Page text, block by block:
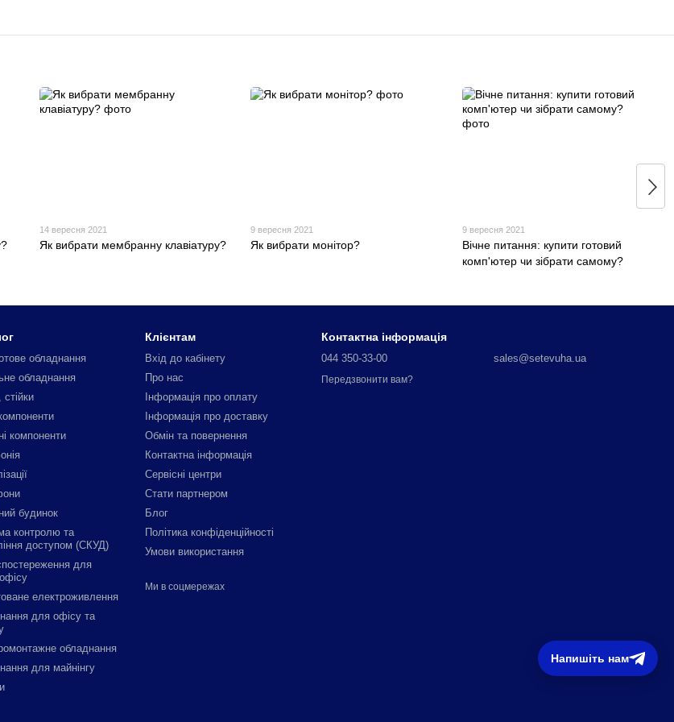
14 вересня 2021
Як вибрати мембранну клавіатуру?
9 вересня 2021
Як вибрати монітор?
9 вересня 2021
Вічне питання: купити готовий
комп'ютер чи зібрати самому?
обладнання
обладнання
компоненти
будинок
контролю та
доступом (СКУД)
для
електроживлення
для офісу та
обладнання
для майнінгу
Клієнтам
Вхід до кабінету
Про нас
Інформація про оплату
Інформація про доставку
Обмін та повернення
Контактна інформація
Сервісні центри
Стати партнером
Блог
Політика конфіденційності
Умови використання
Ми в соцмережах
Контактна інформація
044 350-33-00
Передзвонити вам?
sales@setevuha.ua
Напишіть нам